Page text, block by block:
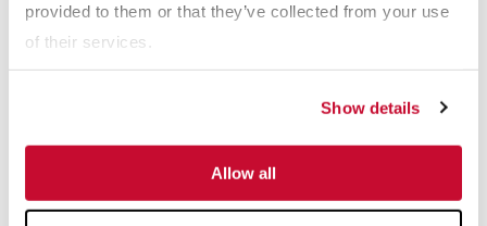
provided to them or that they’ve collected from your use
of their services.
Show details
Allow all
zaranda desaguadora podría parecer un método
contraproducente, pero puede tener un impacto significativo en
la eliminación de los finos no deseados. El medio retendrá el
material deseado, mientras que los finos se desplazarán con el
agua y llegarán al caudal inferior de la zaranda. La cantidad de
agua y la ubicación donde se la agrega tendrán incidencia en el
efecto. Sin embargo, en términos generales, se agrega agua al